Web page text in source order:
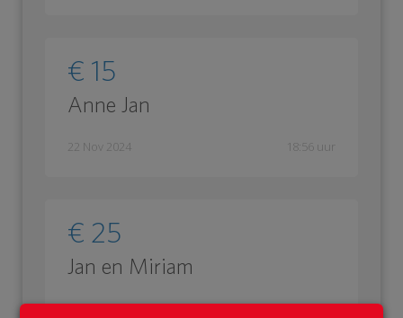
€ 15
Anne Jan
22 Nov 2024 18:56 uur
€ 25
Jan en Miriam
Potentieel levensreddend dus heel